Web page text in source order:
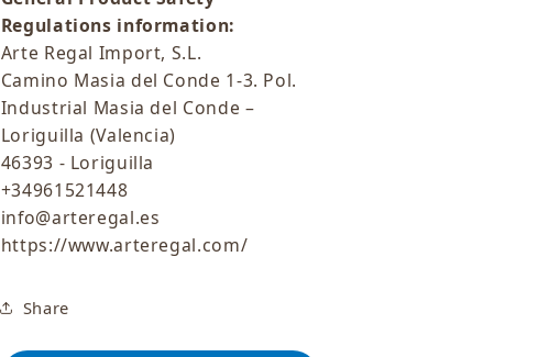
Regulations information:
Arte Regal Import, S.L.
Camino Masia del Conde 1-3. Pol.
Industrial Masia del Conde –
Loriguilla (Valencia)
46393 - Loriguilla
+34961521448
info@arteregal.es
https://www.arteregal.com/
Share